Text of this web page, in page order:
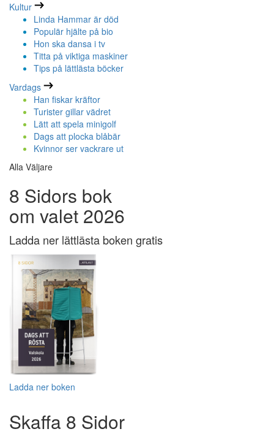
Kultur
Linda Hammar är död
Populär hjälte på bio
Hon ska dansa i tv
Titta på viktiga maskiner
Tips på lättlästa böcker
Vardags
Han fiskar kräftor
Turister gillar vädret
Lätt att spela minigolf
Dags att plocka blåbär
Kvinnor ser vackrare ut
Alla Väljare
8 Sidors bok
om valet 2026
Ladda ner lättlästa boken gratis
Ladda ner boken
Skaffa 8 Sidor